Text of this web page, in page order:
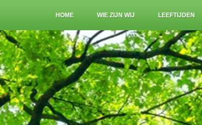
HOME WIE ZIJN WIJ LEEFTIJDEN